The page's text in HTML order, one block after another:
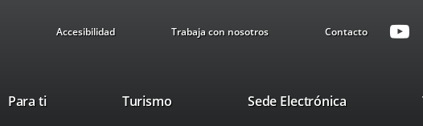
Accesibilidad Trabaja con nosotros Contacto
Para ti TurismoThis
Sede ElectrónicaLink